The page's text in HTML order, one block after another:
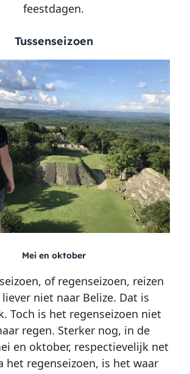
feestdagen.
Tussenseizoen
Mei en oktober
of regenseizoen, reizen
niet naar Belize. Dat is
Toch is het regenseizoen niet
regen. Sterker nog, in de
en oktober, respectievelijk net
het regenseizoen, is het waar